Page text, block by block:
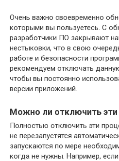
Очень важно своевременно
которыми вы пользуетесь. С
разработчики ПО закрывают
нестыковки, что в свою
работе и безопасности
рекомендуем отключать
чтобы вы постоянно
версии приложений.
Можно ли отключить
Полностью отключить эти
не перезапустятся
запускаются по мере
когда не нужны. Например,